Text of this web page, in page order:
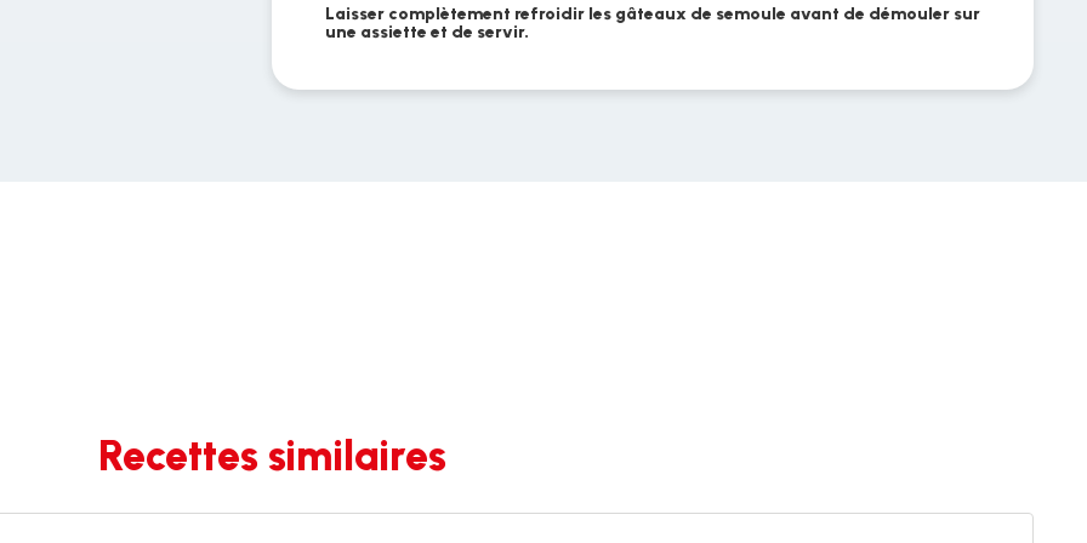
Laisser complètement refroidir les gâteaux de semoule avant de démouler sur
une assiette et de servir.
Recettes similaires